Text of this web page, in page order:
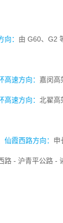
： 由 G60、G2
速方向： 嘉闵高
速方向： 北翟高
霞西路方向： 申
路 - 沪青平公路 -